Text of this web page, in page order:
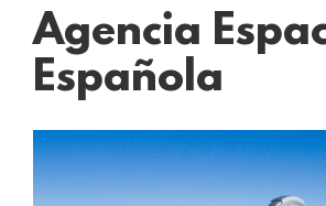
Agencia
Española
Ver
imagen